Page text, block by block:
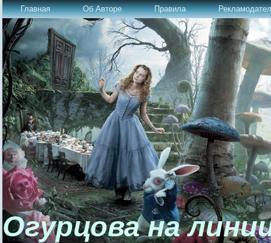
Главная Об Авторе Правила
Огурцова на